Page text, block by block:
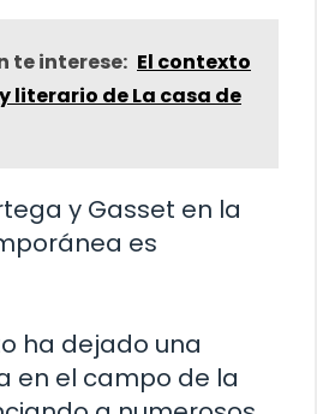
te interese: El contexto
literario de La casa de
y Gasset en la
es
ha dejado una
en el campo de la